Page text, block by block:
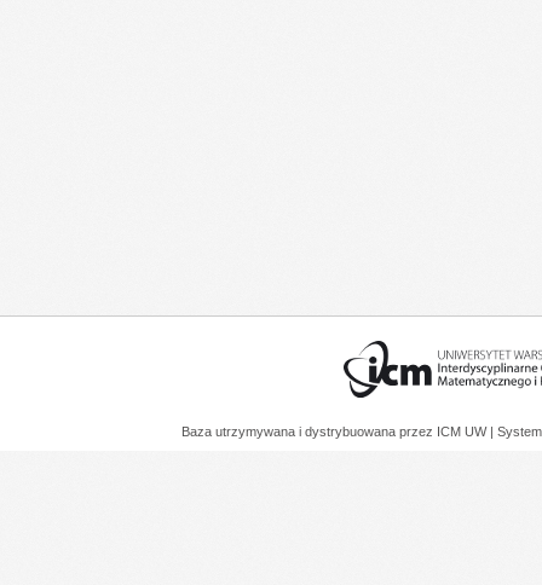
Baza utrzymywana i dystrybuowana przez ICM UW |